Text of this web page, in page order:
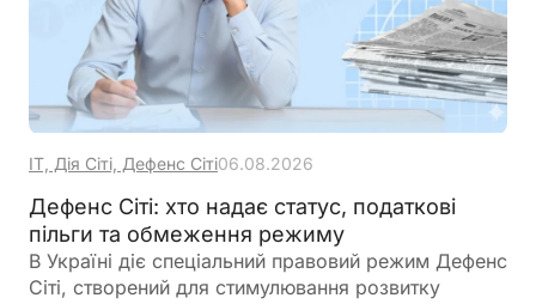
ІТ, Дія Сіті, Дефенс Сіті06.08.2026
Дефенс Сіті: хто надає статус, податкові
пільги та обмеження режиму
В Україні діє спеціальний правовий режим Дефенс
Сіті, створений для стимулювання розвитку